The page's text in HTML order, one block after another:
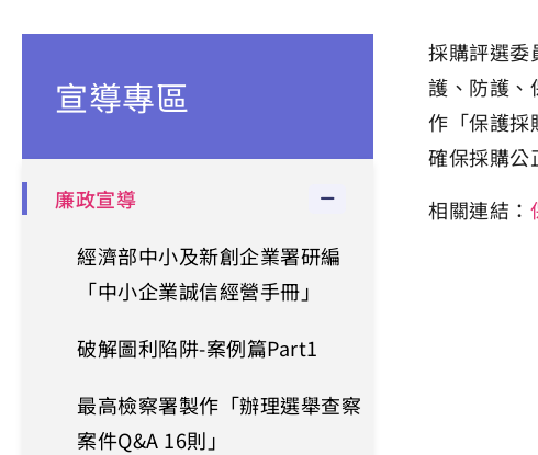
宣導專區
廉政宣導
經濟部中小及新創企業署研編
「中小企業誠信經營手冊」
破解圖利陷阱-案例篇Part1
最高檢察署製作「辦理選舉查察
案件Q&A 16則」
採購評選委
護、防護、
作「保護採
確保採購公
相關連結：